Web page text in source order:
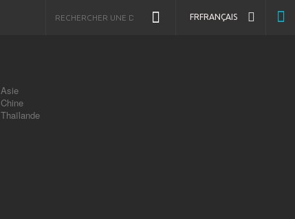
FRFRANÇAIS
Asie
Chine
Thaïlande